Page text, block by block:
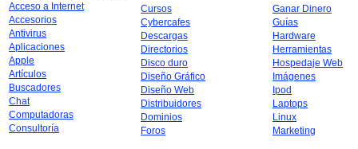
Acceso a Internet
Accesorios
Antivirus
Aplicaciones
Apple
Artículos
Buscadores
Chat
Computadoras
Consultoría
Cursos
Cybercafes
Descargas
Directorios
Disco duro
Diseño Gráfico
Diseño Web
Distribuidores
Dominios
Foros
Ganar Dinero
Guías
Hardware
Herramientas
Hospedaje Web
Imágenes
Ipod
Laptops
Linux
Marketing